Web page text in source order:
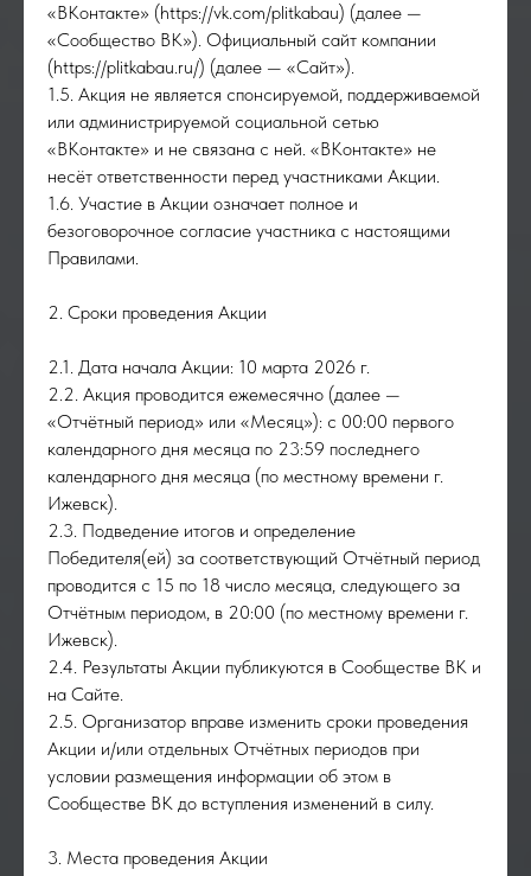
«ВКонтакте» (https://vk.com/plitkabau) (далее —
«Сообщество ВК»). Официальный сайт компании
(https://plitkabau.ru/) (далее — «Сайт»).
1.5. Акция не является спонсируемой, поддерживаемой
или администрируемой социальной сетью
«ВКонтакте» и не связана с ней. «ВКонтакте» не
несёт ответственности перед участниками Акции.
1.6. Участие в Акции означает полное и
безоговорочное согласие участника с настоящими
Правилами.
2. Сроки проведения Акции
2.1. Дата начала Акции: 10 марта 2026 г.
2.2. Акция проводится ежемесячно (далее —
«Отчётный период» или «Месяц»): с 00:00 первого
календарного дня месяца по 23:59 последнего
календарного дня месяца (по местному времени г.
Ижевск).
2.3. Подведение итогов и определение
Победителя(ей) за соответствующий Отчётный период
проводится с 15 по 18 число месяца, следующего за
Отчётным периодом, в 20:00 (по местному времени г.
Ижевск).
2.4. Результаты Акции публикуются в Сообществе ВК и
на Сайте.
2.5. Организатор вправе изменить сроки проведения
Акции и/или отдельных Отчётных периодов при
условии размещения информации об этом в
Сообществе ВК до вступления изменений в силу.
3. Места проведения Акции